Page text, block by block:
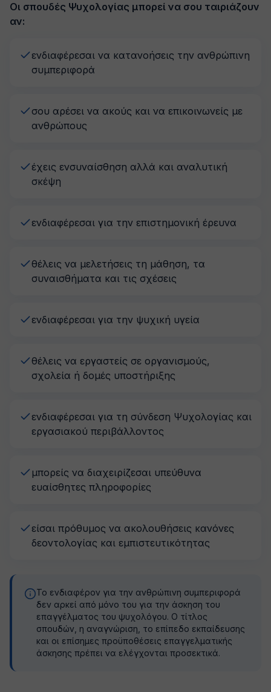
Οι σπουδές Ψυχολογίας μπορεί να σου ταιριάζουν
αν:
ενδιαφέρεσαι να κατανοήσεις την ανθρώπινη
συμπεριφορά
σου αρέσει να ακούς και να επικοινωνείς με
ανθρώπους
έχεις ενσυναίσθηση αλλά και αναλυτική
σκέψη
ενδιαφέρεσαι για την επιστημονική έρευνα
θέλεις να μελετήσεις τη μάθηση, τα
συναισθήματα και τις σχέσεις
ενδιαφέρεσαι για την ψυχική υγεία
θέλεις να εργαστείς σε οργανισμούς,
σχολεία ή δομές υποστήριξης
ενδιαφέρεσαι για τη σύνδεση Ψυχολογίας και
εργασιακού περιβάλλοντος
μπορείς να διαχειρίζεσαι υπεύθυνα
ευαίσθητες πληροφορίες
είσαι πρόθυμος να ακολουθήσεις κανόνες
δεοντολογίας και εμπιστευτικότητας
Το ενδιαφέρον για την ανθρώπινη συμπεριφορά
δεν αρκεί από μόνο του για την άσκηση του
επαγγέλματος του ψυχολόγου. Ο τίτλος
σπουδών, η αναγνώριση, το επίπεδο εκπαίδευσης
και οι επίσημες προϋποθέσεις επαγγελματικής
άσκησης πρέπει να ελέγχονται προσεκτικά.